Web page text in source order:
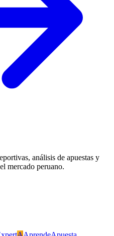
análisis de apuestas y
mercado peruano.